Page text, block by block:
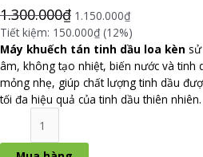
1.300.000₫ 1.150.000₫
Tiết kiệm: 150.000₫ (12%)
Máy khuếch tán tinh dầu loa kèn
âm, không tạo nhiệt, biến nước và tinh
mỏng nhẹ, giúp chất lượng tinh dầu
tối đa hiệu quả của tinh dầu thiên nhiên.
tán